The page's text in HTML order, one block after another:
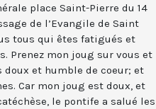
place Saint-Pierre du 14
de l’Evangile de Saint
tous qui êtes fatigués et
Prenez mon joug sur vous et
et humble de coeur; et
Car mon joug est doux, et
le pontife a salué les